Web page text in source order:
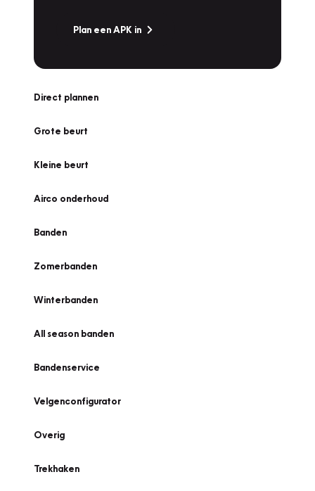
Plan een APK in
Direct plannen
Grote beurt
Kleine beurt
Airco onderhoud
Banden
Zomerbanden
Winterbanden
All season banden
Bandenservice
Velgenconfigurator
Overig
Trekhaken